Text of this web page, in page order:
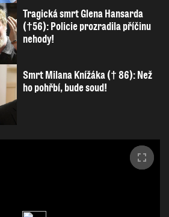
Tragická smrt Glena Hansarda
(†56): Policie prozradila příčinu
nehody!
Smrt Milana Knížáka († 86): Než
ho pohřbí, bude soud!